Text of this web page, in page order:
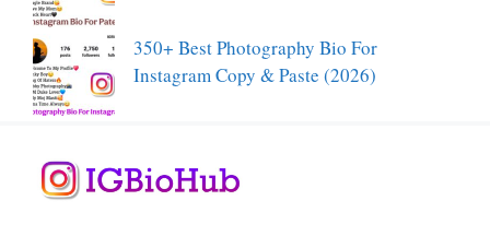
350+ Best Photography Bio For
Instagram Copy & Paste (2026)